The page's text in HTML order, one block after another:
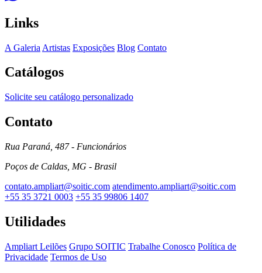
Links
A Galeria Artistas Exposições Blog Contato
Catálogos
Solicite seu catálogo personalizado
Contato
Rua Paraná, 487 - Funcionários
Poços de Caldas, MG - Brasil
contato.ampliart@soitic.com atendimento.ampliart@soitic.com
+55 35 3721 0003 +55 35 99806 1407
Utilidades
Ampliart Leilões Grupo SOITIC Trabalhe Conosco Política de
Privacidade Termos de Uso